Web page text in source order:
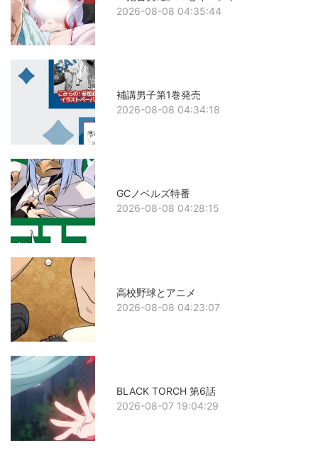
2026-08-08 04:35:44
補講男子第1巻発売
2026-08-08 04:34:18
GCノベルズ特番
2026-08-08 04:28:15
高校野球とアニメ
2026-08-08 04:23:07
BLACK TORCH 第6話
2026-08-07 19:04:29